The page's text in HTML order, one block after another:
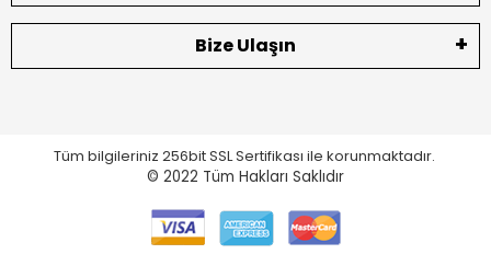
Bize Ulaşın
Tüm bilgileriniz 256bit SSL Sertifikası ile korunmaktadır.
© 2022 Tüm Hakları Saklıdır